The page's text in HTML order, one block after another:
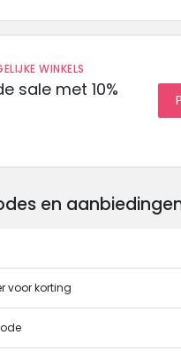
WINKELS
sale met 10%
en
voor korting